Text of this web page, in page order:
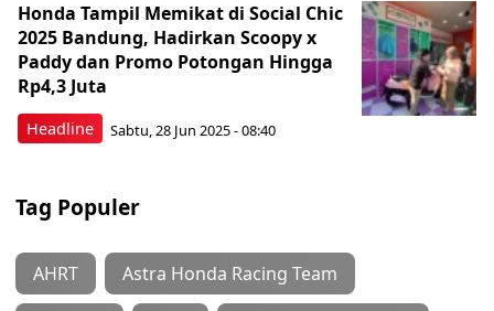
Headline
Honda Tampil Memikat di Social Chic
2025 Bandung, Hadirkan Scoopy x
Paddy dan Promo Potongan Hingga
Rp4,3 Juta
Sabtu, 28 Jun 2025 - 08:40
Tag Populer
AHRT Astra Honda Racing Team